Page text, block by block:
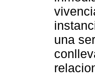
una